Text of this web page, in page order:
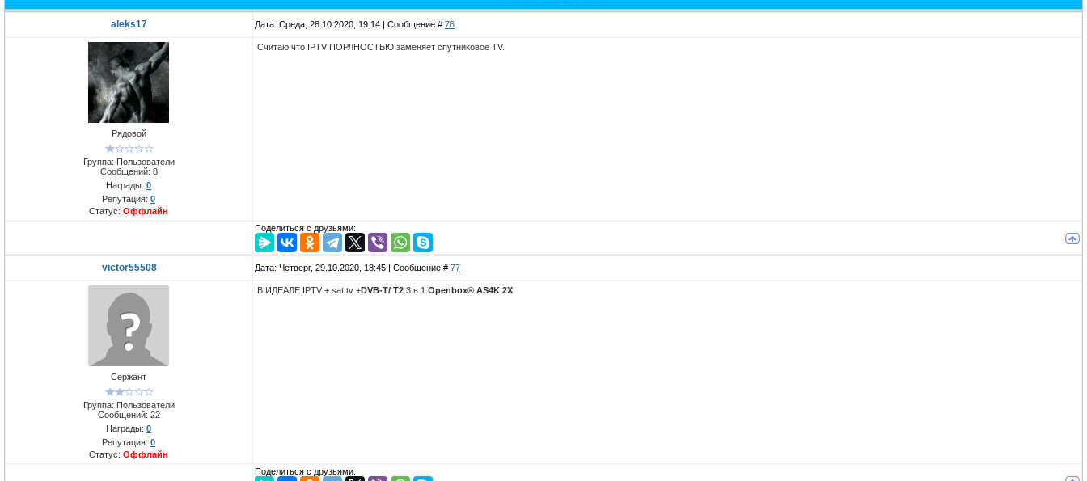
aleks17 Дата: Среда, 28.10.2020, 19:14 | Сообщение # 76
Рядовой
Группа: Пользователи
Сообщений: 8
Награды: 0
Репутация: 0
Статус: Оффлайн
Считаю что IPTV ПОРЛНОСТЬЮ заменяет спутниковое TV.
Поделиться с друзьями:
victor55508 Дата: Четверг, 29.10.2020, 18:45 | Сообщение # 77
Сержант
Группа: Пользователи
Сообщений: 22
Награды: 0
Репутация: 0
Статус: Оффлайн
В ИДЕАЛЕ IPTV + sat tv +DVB-T/ T2 .3 в 1 Openbox® AS4K 2X
Поделиться с друзьями: